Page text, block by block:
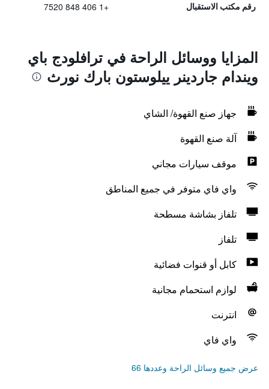
رقم مكتب الاستقبال +1 406 848 7520
المزايا ووسائل الراحة في ترافلودج باي
ويندام جاردينر ييلوستون بارك نورث
جهاز صنع القهوة/ الشاي
آلة صنع القهوة
موقف سيارات مجاني
واي فاي متوفر في جميع المناطق
تلفاز بشاشة مسطحة
تلفاز
كابل أو قنوات فضائية
لوازم استحمام مجانية
انترنت
واي فاي
عرض جميع وسائل الراحة وعددها 66